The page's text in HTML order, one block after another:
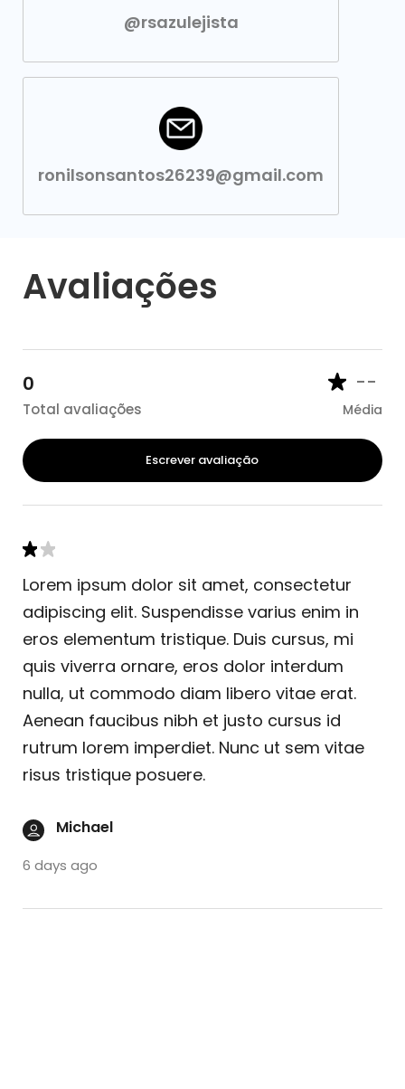
@rsazulejista
ronilsonsantos26239@gmail.com
Avaliações
0
Total avaliações
--
Média
Escrever avaliação
Lorem ipsum dolor sit amet, consectetur
adipiscing elit. Suspendisse varius enim in
eros elementum tristique. Duis cursus, mi
quis viverra ornare, eros dolor interdum
nulla, ut commodo diam libero vitae erat.
Aenean faucibus nibh et justo cursus id
rutrum lorem imperdiet. Nunc ut sem vitae
risus tristique posuere.
Michael
6 days ago